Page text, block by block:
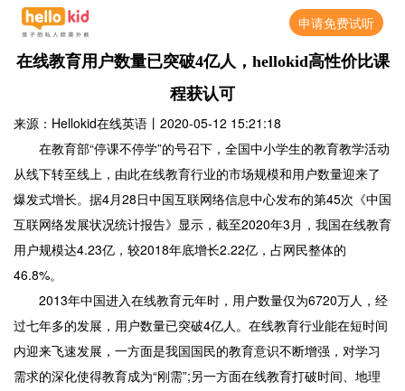
申请免费试听
在线教育用户数量已突破4亿人，hellokid高性价比课
程获认可
来源：Hellokid在线英语 丨 2020-05-12 15:21:18
在教育部“停课不停学”的号召下，全国中小学生的教育教学活动
从线下转至线上，由此在线教育行业的市场规模和用户数量迎来了
爆发式增长。据4月28日中国互联网络信息中心发布的第45次《中国
互联网络发展状况统计报告》显示，截至2020年3月，我国在线教育
用户规模达4.23亿，较2018年底增长2.22亿，占网民整体的
46.8%。
2013年中国进入在线教育元年时，用户数量仅为6720万人，经
过七年多的发展，用户数量已突破4亿人。在线教育行业能在短时间
内迎来飞速发展，一方面是我国国民的教育意识不断增强，对学习
需求的深化使得教育成为“刚需”;另一方面在线教育打破时间、地理